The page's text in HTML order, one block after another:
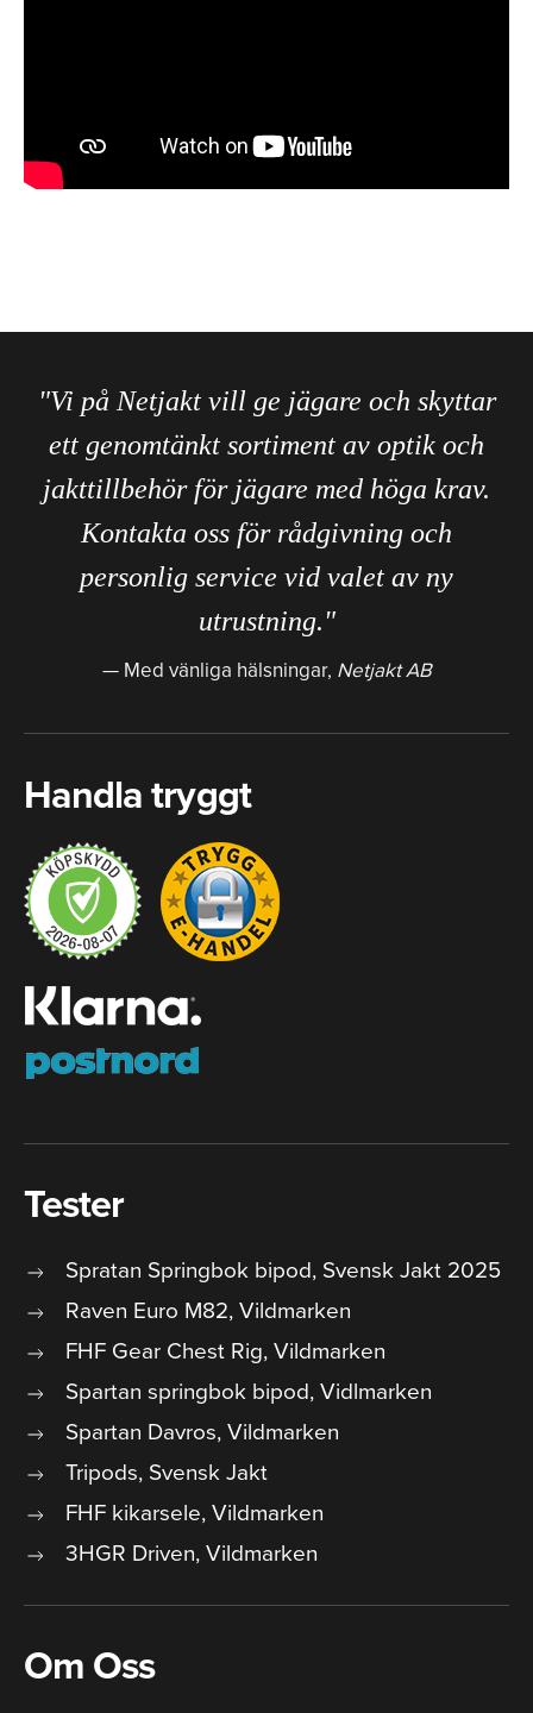
"Vi på Netjakt vill ge jägare och skyttar
ett genomtänkt sortiment av optik och
jakttillbehör för jägare med höga krav.
Kontakta oss för rådgivning och
personlig service vid valet av ny
utrustning."
Med vänliga hälsningar, Netjakt AB
Handla tryggt
Tester
Spratan Springbok bipod, Svensk Jakt 2025
Raven Euro M82, Vildmarken
FHF Gear Chest Rig, Vildmarken
Spartan springbok bipod, Vidlmarken
Spartan Davros, Vildmarken
Tripods, Svensk Jakt
FHF kikarsele, Vildmarken
3HGR Driven, Vildmarken
Om Oss